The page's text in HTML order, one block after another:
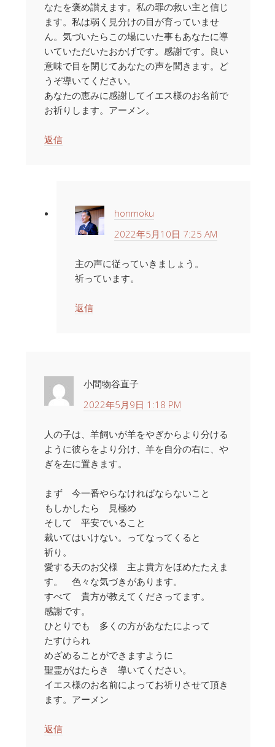
なたを褒め讃えます。私の罪の救い主と信じ
ます。私は弱く見分けの目が育っていませ
ん。気づいたらこの場にいた事もあなたに導
いていただいたおかげです。感謝です。良い
意味で目を閉じてあなたの声を聞きます。ど
うぞ導いてください。
あなたの恵みに感謝してイエス様のお名前で
お祈りします。アーメン。
返信
honmoku
2022年5月10日 7:25 AM
主の声に従っていきましょう。
祈っています。
返信
小間物谷直子
2022年5月9日 1:18 PM
人の子は、羊飼いが羊をやぎからより分ける
ように彼らをより分け、羊を自分の右に、や
ぎを左に置きます。
まず 今一番やらなければならないこと
もしかしたら 見極め
そして 平安でいること
裁いてはいけない。ってなってくると
祈り。
愛する天のお父様 主よ貴方をほめたたえま
す。 色々な気づきがあります。
すべて 貴方が教えてくださってます。
感謝です。
ひとりでも 多くの方があなたによって
たすけられ
めざめることができますように
聖霊がはたらき 導いてください。
イエス様のお名前によってお祈りさせて頂き
ます。アーメン
返信